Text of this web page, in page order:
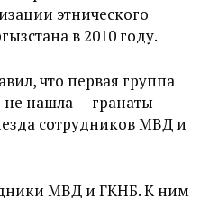
этнического
в 2010 году.
что первая группа
нашла — гранаты
сотрудников МВД и
МВД и ГКНБ. К ним